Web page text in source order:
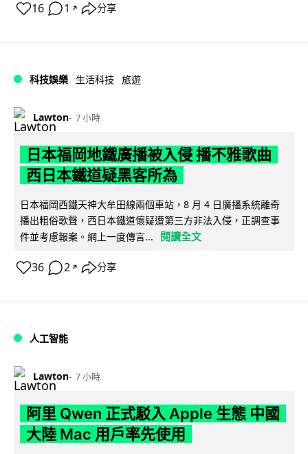
16 1 ↗ 分享
科技娛樂 生活科技 旅遊
Lawton 7 小時
日本福岡地鐵廣播被入侵 播不雅歌曲
西日本鐵道疑黑客所為
日本福岡西鐵天神大牟田線兩個車站，8 月 4 日廣播系統離奇
播出粗俗歌聲，西日本鐵道懷疑遭第三方非法入侵，正調查事
件並考慮報案。網上一度傳言...
閱讀全文
36 2 ↗ 分享
人工智能
Lawton 7 小時
阿里 Qwen 正式駁入 Apple 生態 中國
大陸 Mac 用戶率先使用